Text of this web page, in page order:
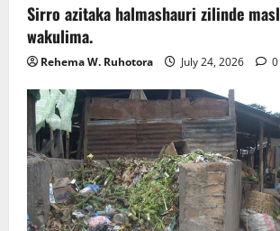
Sirro azitaka halmashauri zilinde
wakulima.
Rehema W. Ruhotora July 24, 2026 0